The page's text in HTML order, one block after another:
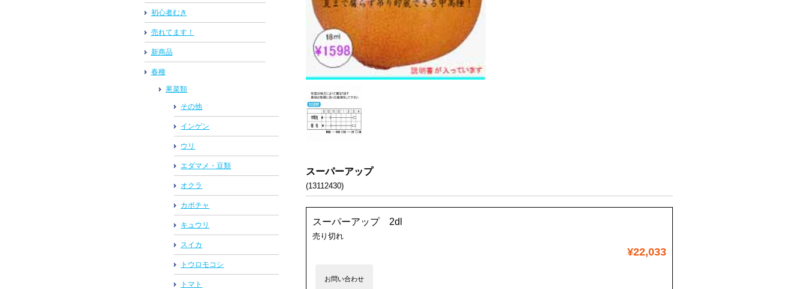
スーパーアップ
(13112430)
スーパーアップ 2dl
売り切れ
¥22,033
お問い合わせ
初心者むき
売れてます！
新商品
春種
果菜類
その他
インゲン
ウリ
エダマメ・豆類
オクラ
カボチャ
キュウリ
スイカ
トウロモコシ
トマト